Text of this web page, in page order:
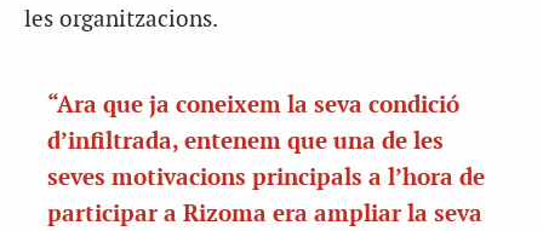
les organitzacions.
“Ara que ja coneixem la seva condició
d’infiltrada, entenem que una de les
seves motivacions principals a l’hora de
participar a Rizoma era ampliar la seva